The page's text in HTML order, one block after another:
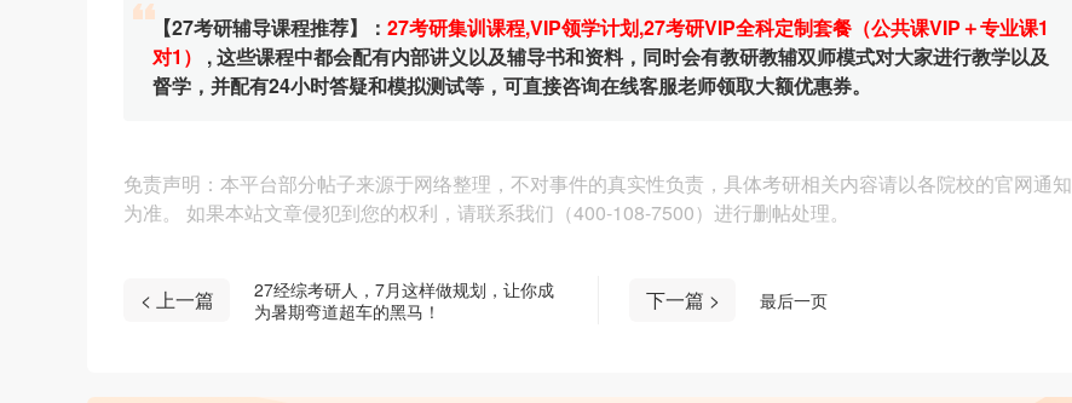
【27考研辅导课程推荐】： 27考研集训课程,VIP领学计划,27考研VIP全科定制套餐（公共课VIP＋专业课1
对1）
, 这些课程中都会配有内部讲义以及辅导书和资料，同时会有教研教辅双师模式对大家进行教学以及
督学，并配有24小时答疑和模拟测试等，可直接咨询在线客服老师领取大额优惠券。
免责声明：本平台部分帖子来源于网络整理，不对事件的真实性负责，具体考研相关内容请以各院校的官网通知
为准。 如果本站文章侵犯到您的权利，请联系我们（400-108-7500）进行删帖处理。
< 上一篇
27经综考研人，7月这样做规划，让你成
为暑期弯道超车的黑马！
下一篇 > 最后一页